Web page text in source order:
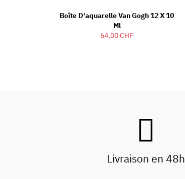
Boîte D'aquarelle Van Gogh 12 X 10
Ml
64,00 CHF
Livraison en 48h